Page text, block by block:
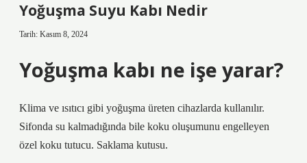
Yoğuşma Suyu Kabı Nedir
Tarih: Kasım 8, 2024
Yoğuşma kabı ne işe yarar?
Klima ve ısıtıcı gibi yoğuşma üreten cihazlarda kullanılır.
Sifonda su kalmadığında bile koku oluşumunu engelleyen
özel koku tutucu. Saklama kutusu.